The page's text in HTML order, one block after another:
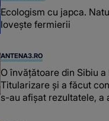
Ecologism cu japca.
lovește fermierii
ANTENA3.RO
O învățătoare din Sibiu
Titularizare și a făcut
s-au afișat rezultatele, a